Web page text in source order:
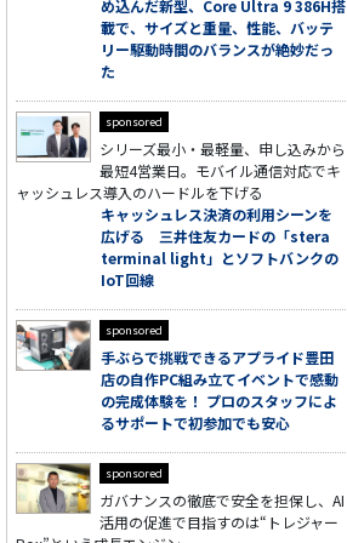
め込んだ新型、Core Ultra 9 386H搭
載で、サイズと重量、性能、バッテ
リー駆動時間のバランスが絶妙だっ
た
sponsored
シリーズ最小・最軽量、申し込みから
最短4営業日。モバイル通信対応でキ
ャッシュレス導入のハードルを下げる
キャッシュレス決済の利用シーンを
広げる 三井住友カードの「stera
terminal light」とソフトバンクの
IoT回線
sponsored
手ぶらで挑戦できるアプライド豊田
店の自作PC組み立てイベントで感動
の完成体験を！ プロのスタッフによ
るサポートで初参加でも安心
sponsored
ガバナンスの徹底で安全を担保し、AI
活用の促進で目指すのは“トレジャー